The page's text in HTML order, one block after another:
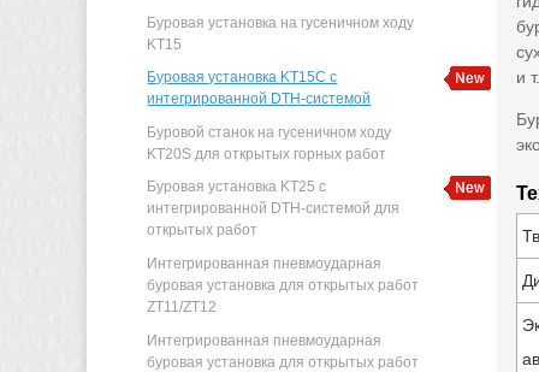
и
Буровая установка на гусеничном ходу
KT15
Буровая установка KT15C с
интегрированной DTH-системой
Буровой станок на гусеничном ходу
KT20S для открытых горных работ
Буровая установка KT25 с
интегрированной DTH-системой для
открытых работ
Интегрированная пневмоударная
буровая установка для открытых работ
ZT11/ZT12
Интегрированная пневмоударная
буровая установка для открытых работ